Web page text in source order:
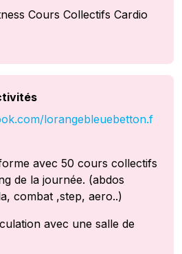
Cours Collectifs Cardio
lorangebleuebetton.f
avec 50 cours collectifs
de la journée. (abdos
combat ,step, aero..)
avec une salle de